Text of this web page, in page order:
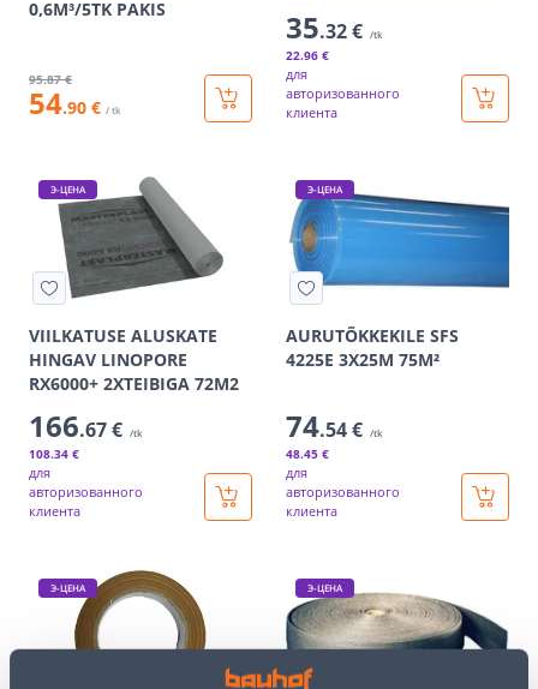
0,6M³/5TK PAKIS
95.87 €
54.90 € / tk
35.32 € /tk
22.96 €
для
авторизованного
клиента
Э-ЦЕНА
VIILKATUSE ALUSKATE
HINGAV LINOPORE
RX6000+ 2XTEIBIGA 72M2
166.67 € /tk
108.34 €
для
авторизованного
клиента
Э-ЦЕНА
AURUTÕKKEKILE SFS
4225E 3X25M 75M²
74.54 € /tk
48.45 €
для
авторизованного
клиента
Э-ЦЕНА Э-ЦЕНА